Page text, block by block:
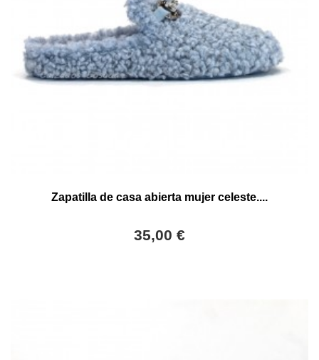
Zapatilla de casa abierta mujer celeste....
35,00 €